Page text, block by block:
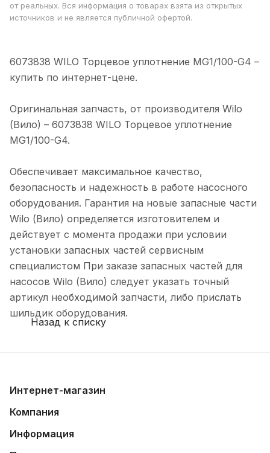
от реальных. Вся информация о товарах взята из открытых
источников и не является публичной офертой.
6073838 WILO Торцевое уплотнение MG1/100-G4 –
купить по интeрнeт-цене.
Оригинальная запчасть, от производителя Wilo
(Вило) – 6073838 WILO Торцевое уплотнение
MG1/100-G4.
Обеспечивает максимальное качество,
безопасность и надежность в работе насосного
оборудования. Гарантия на новые запасные части
Wilo (Вило) определяется изготовителем и
действует с момента продажи при условии
установки запасных частей сервисным
специалистом При заказе запасных частей для
насосов Wilo (Вило) следует указать точный
артикул необходимой запчасти, либо прислать
шильдик оборудования.
Назад к списку
Интернет-магазин
Компания
Информация